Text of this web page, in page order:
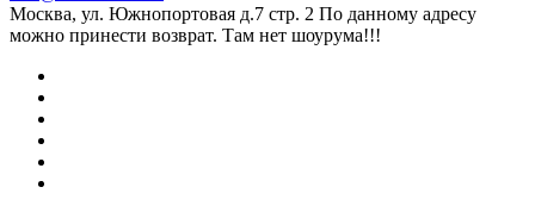
Москва, ул. Южнопортовая д.7 стр. 2 По данному адресу
можно принести возврат. Там нет шоурума!!!